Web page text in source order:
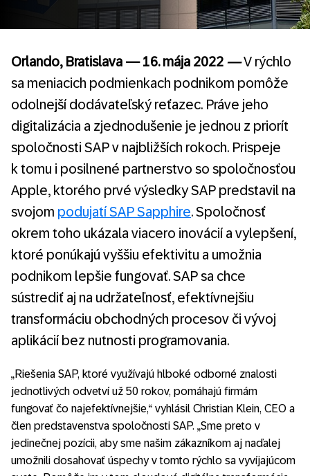
Orlando, Bratislava — 16. mája 2022 —V rýchlo
sa meniacich podmienkach podnikom pomôže
odolnejší dodávateľský reťazec. Práve jeho
digitalizácia a zjednodušenie je jednou z priorít
spoločnosti SAP v najbližších rokoch. Prispeje
k tomu i posilnené partnerstvo so spoločnosťou
Apple, ktorého prvé výsledky SAP predstavil na
svojom podujatí SAP Sapphire. Spoločnosť
okrem toho ukázala viacero inovácií a vylepšení,
ktoré ponúkajú vyššiu efektivitu a umožnia
podnikom lepšie fungovať. SAP sa chce
sústrediť aj na udržateľnosť, efektívnejšiu
transformáciu obchodných procesov či vývoj
aplikácií bez nutnosti programovania.
„Riešenia SAP, ktoré využívajú hlboké odborné znalosti
jednotlivých odvetví už 50 rokov, pomáhajú firmám
fungovať čo najefektívnejšie,“ vyhlásil Christian Klein, CEO a
člen predstavenstva spoločnosti SAP. „Sme preto v
jedinečnej pozícii, aby sme našim zákazníkom aj naďalej
umožnili dosahovať úspechy v tomto rýchlo sa vyvíjajúcom